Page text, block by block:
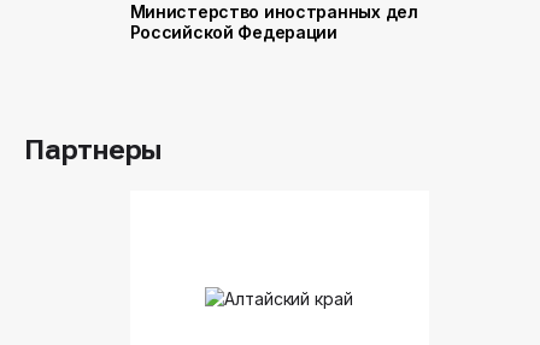
Министерство иностранных дел
Российской Федерации
Партнеры